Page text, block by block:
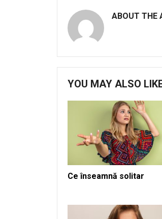
ABOUT THE
YOU MAY ALSO
Ce înseamnă solitar